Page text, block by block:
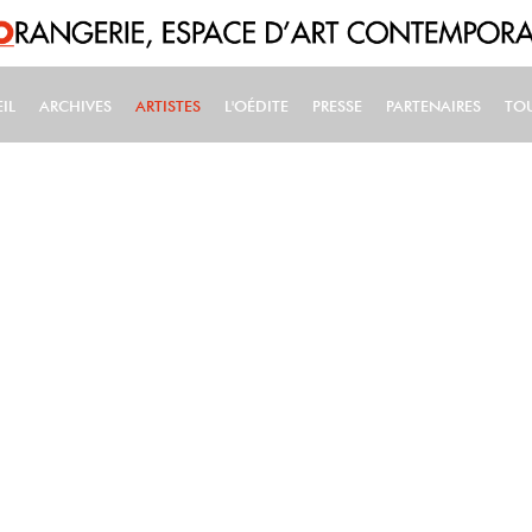
NAVIGATION
ARCHIVES ARTISTES L'OÉDITE PRESSE PARTENAIRES